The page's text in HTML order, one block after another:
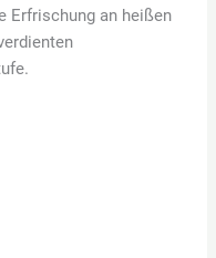
Erfrischung an heißen